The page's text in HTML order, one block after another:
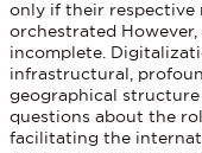
only if their respective
orchestrated
incomplete.
infrastructural,
geographical
questions about the
facilitating the